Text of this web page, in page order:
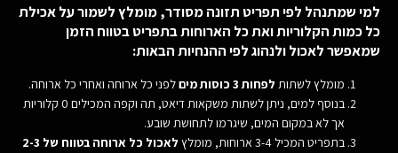
למי שמתנהל לפי תפריט תזונה מסודר, מומלץ לשמור עלאכילת
כל כמות הקלוריות ואת כל הארוחות בתפריטבטווח הזמן
שמאפשר לאכול ולנהוג לפי ההנחיות הבאות:
מומלץ לשתות לפחות 3 כוסות מים
לפני כל ארוחה ואחרי כל ארוחה.
בנוסף למים, ניתן לשתות משקאות דיאט, תה וקפה המכילים 0 קלוריות
אך לא במקום המים, שיגרמו לתחושת שובע.
בתפריט המכיל 3-4 ארוחות, מומלץ
לאכול כל ארוחה בטווח של 2-3